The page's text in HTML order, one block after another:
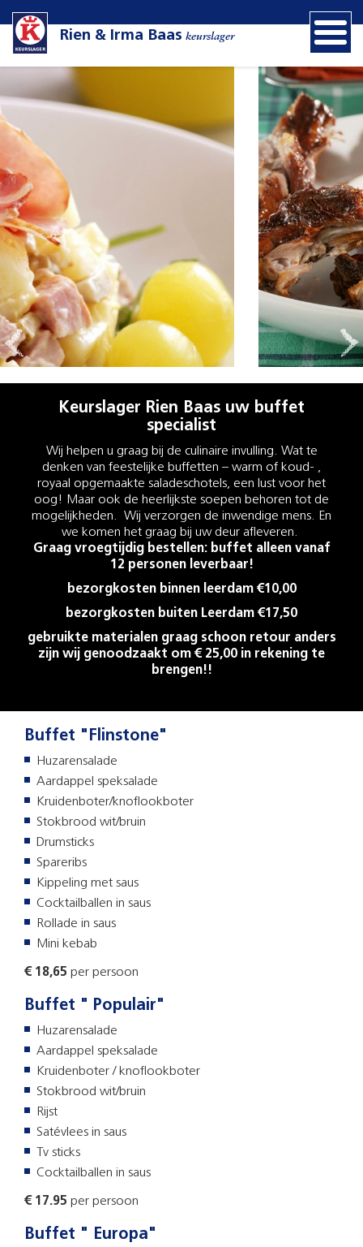
Rien & Irma Baas keurslager
Keurslager Rien Baas uw buffet
specialist
Wij helpen u graag bij de culinaire invulling. Wat te
denken van feestelijke buffetten – warm of koud- ,
royaal opgemaakte saladeschotels, een lust voor het
oog! Maar ook de heerlijkste soepen behoren tot de
mogelijkheden. Wij verzorgen de inwendige mens. En
we komen het graag bij uw deur afleveren.
Graag vroegtijdig bestellen: buffet alleen vanaf
12 personen leverbaar!
bezorgkosten binnen leerdam €10,00
bezorgkosten buiten Leerdam €17,50
gebruikte materialen graag schoon retour anders
zijn wij genoodzaakt om € 25,00 in rekening te
brengen!!
Buffet "Flinstone"
Huzarensalade
Aardappel speksalade
Kruidenboter/knoflookboter
Stokbrood wit/bruin
Drumsticks
Spareribs
Kippeling met saus
Cocktailballen in saus
Rollade in saus
Mini kebab
€ 18,65 per persoon
Buffet " Populair"
Huzarensalade
Aardappel speksalade
Kruidenboter / knoflookboter
Stokbrood wit/bruin
Rijst
Satévlees in saus
Tv sticks
Cocktailballen in saus
€ 17.95 per persoon
Buffet " Europa"